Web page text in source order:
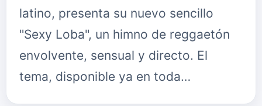
latino, presenta su nuevo sencillo
"Sexy Loba", un himno de reggaetón
envolvente, sensual y directo. El
tema, disponible ya en toda…